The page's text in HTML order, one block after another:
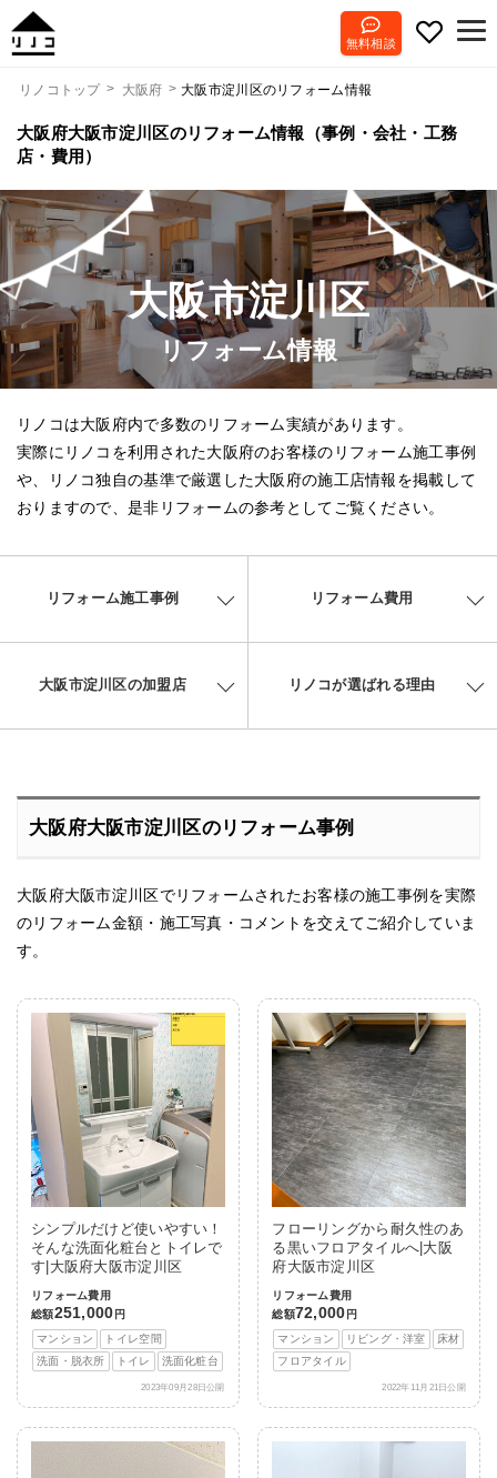
無料相談
リノコトップ 大阪府 大阪市淀川区のリフォーム情報
大阪府大阪市淀川区のリフォーム情報（事例・会社・工務
店・費用）
大阪市淀川区
リフォーム情報
リノコは大阪府内で多数のリフォーム実績があります。
実際にリノコを利用された大阪府のお客様のリフォーム施工事例
や、リノコ独自の基準で厳選した大阪府の施工店情報を掲載して
おりますので、是非リフォームの参考としてご覧ください。
リフォーム施工事例 リフォーム費用
大阪市淀川区の加盟店 リノコが選ばれる理由
大阪府大阪市淀川区のリフォーム事例
大阪府大阪市淀川区でリフォームされたお客様の施工事例を実際
のリフォーム金額・施工写真・コメントを交えてご紹介していま
す。
シンプルだけど使いやすい！
そんな洗面化粧台とトイレで
す|大阪府大阪市淀川区
リフォーム費用
総額251,000 円
マンション
トイレ空間
洗面・脱衣所
トイレ 洗面化粧台
2023年09月28日公開
フローリングから耐久性のあ
る黒いフロアタイルへ|大阪
府大阪市淀川区
リフォーム費用
総額72,000 円
マンション
リビング・洋室
床材
フロアタイル
2022年11月21日公開